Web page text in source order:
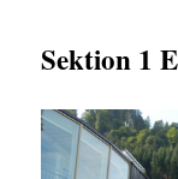
Sektion 1